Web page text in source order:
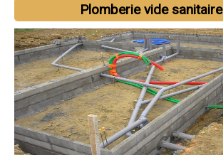
Plomberie vide sanitaire